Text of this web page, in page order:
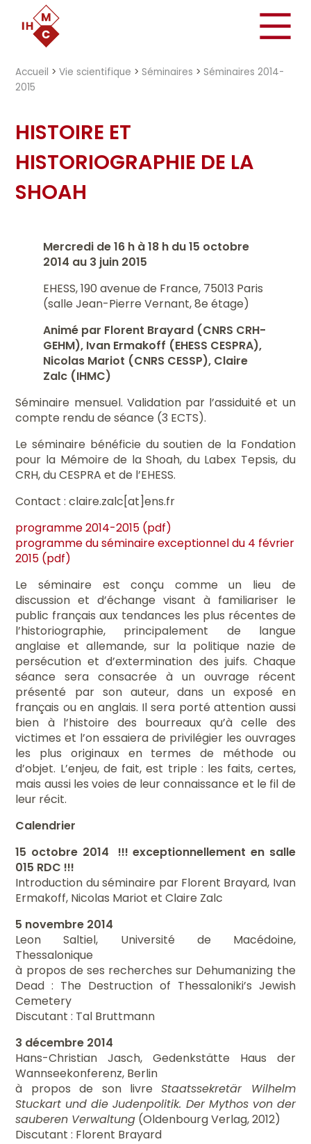
Accueil >Vie scientifique > Séminaires > Séminaires 2014-
2015
HISTOIRE ET
HISTORIOGRAPHIE DE LA
SHOAH
Mercredi de 16 h à 18 h du 15 octobre
2014 au 3 juin 2015
EHESS, 190 avenue de France, 75013 Paris
(salle Jean-Pierre Vernant, 8e étage)
Animé par Florent Brayard (CNRS CRH-
GEHM), Ivan Ermakoff (EHESS CESPRA),
Nicolas Mariot (CNRS CESSP), Claire
Zalc (IHMC)
Séminaire mensuel. Validation par l’assiduité et un
compte rendu de séance (3 ECTS).
Le séminaire bénéficie du soutien de la Fondation
pour la Mémoire de la Shoah, du Labex Tepsis, du
CRH, du CESPRA et de l’EHESS.
Contact : claire.zalc[at]ens.fr
programme 2014-2015 (pdf)
programme du séminaire exceptionnel du 4 février
2015 (pdf)
Le séminaire est conçu comme un lieu de
discussion et d’échange visant à familiariser le
public français aux tendances les plus récentes de
l’historiographie, principalement de langue
anglaise et allemande, sur la politique nazie de
persécution et d’extermination des juifs. Chaque
séance sera consacrée à un ouvrage récent
présenté par son auteur, dans un exposé en
français ou en anglais. Il sera porté attention aussi
bien à l’histoire des bourreaux qu’à celle des
victimes et l’on essaiera de privilégier les ouvrages
les plus originaux en termes de méthode ou
d’objet. L’enjeu, de fait, est triple : les faits, certes,
mais aussi les voies de leur connaissance et le fil de
leur récit.
Calendrier
15 octobre 2014
!!! exceptionnellement en salle
015 RDC !!!
Introduction du séminaire par Florent Brayard, Ivan
Ermakoff, Nicolas Mariot et Claire Zalc
5 novembre 2014
Leon Saltiel, Université de Macédoine,
Thessalonique
à propos de ses recherches sur Dehumanizing the
Dead : The Destruction of Thessaloniki’s Jewish
Cemetery
Discutant : Tal Bruttmann
3 décembre 2014
Hans-Christian Jasch, Gedenkstätte Haus der
Wannseekonferenz, Berlin
à propos de son livreStaatssekretär Wilhelm
Stuckart und die Judenpolitik. Der Mythos von der
sauberen Verwaltung (Oldenbourg Verlag, 2012)
Discutant : Florent Brayard